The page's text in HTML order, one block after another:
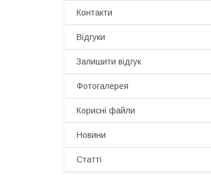
Контакти
Відгуки
Залишити відгук
Фотогалерея
Корисні файли
Новини
Статті